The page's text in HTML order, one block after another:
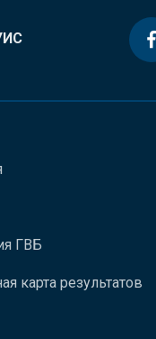
ГВБ
карта результатов